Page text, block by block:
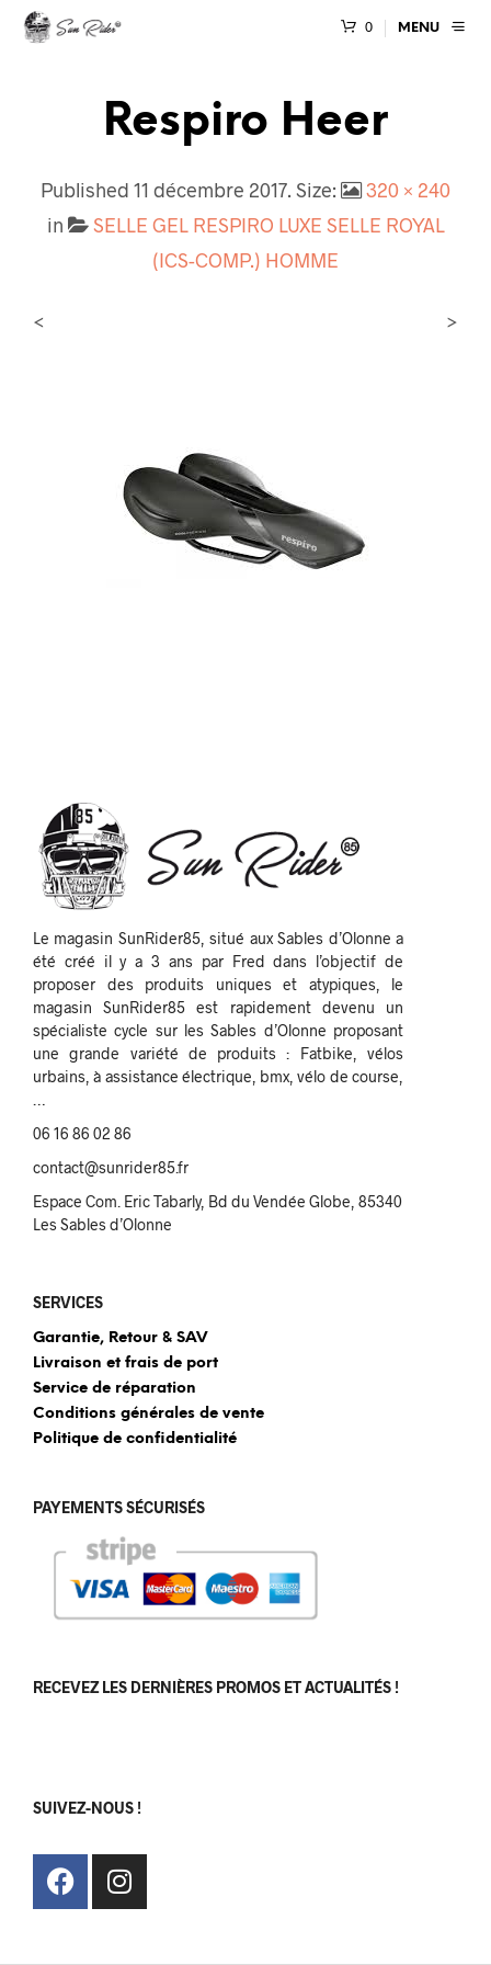
0 MENU
Respiro Heer
Published 11 décembre 2017. Size:
320 × 240
in
SELLE GEL RESPIRO LUXE SELLE ROYAL
(ICS-COMP.) HOMME
< >
Le magasin SunRider85, situé aux Sables d’Olonne a
été créé il y a 3 ans par Fred dans l’objectif de
proposer des produits uniques et atypiques, le
magasin SunRider85 est rapidement devenu un
spécialiste cycle sur les Sables d’Olonne proposant
une grande variété de produits : Fatbike, vélos
urbains, à assistance électrique, bmx, vélo de course,
06 16 86 02 86
contact@sunrider85.fr
Espace Com. Eric Tabarly, Bd du Vendée Globe, 85340
Les Sables d’Olonne
SERVICES
Garantie, Retour & SAV
Livraison et frais de port
Service de réparation
Conditions générales de vente
Politique de confidentialité
PAYEMENTS SÉCURISÉS
RECEVEZ LES DERNIÈRES PROMOS ET ACTUALITÉS !
SUIVEZ-NOUS !